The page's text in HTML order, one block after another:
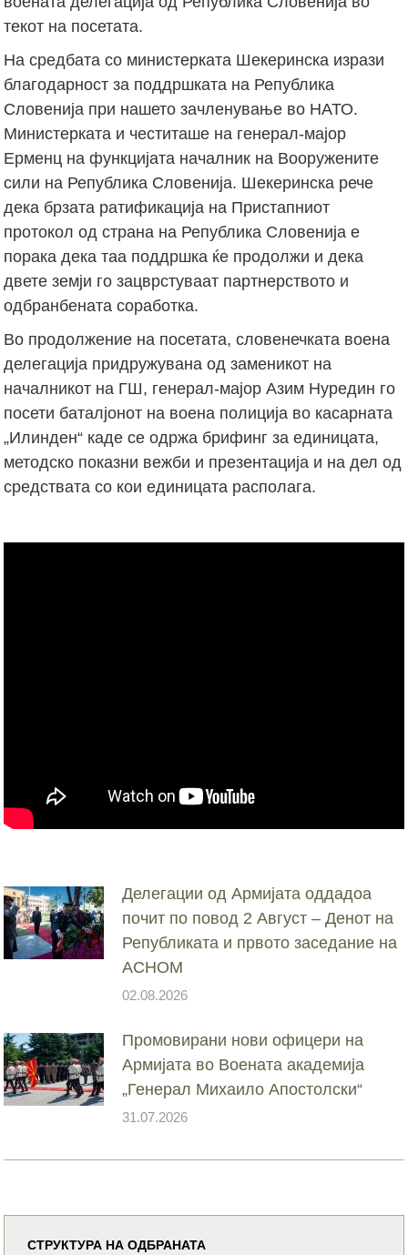
текот на посетата.
На средбата со министерката Шекеринска изрази
благодарност за поддршката на Република
Словенија при нашето зачленување во НАТО.
Министерката и честиташе на генерал-мајор
Ерменц на функцијата началник на Вооружените
сили на Република Словенија. Шекеринска рече
дека брзата ратификација на Пристапниот
протокол од страна на Република Словенија е
порака дека таа поддршка ќе продолжи и дека
двете земји го зацврстуваат партнерството и
одбранбената соработка.
Во продолжение на посетата, словенечката воена
делегација придружувана од заменикот на
началникот на ГШ, генерал-мајор Азим Нуредин го
посети баталјонот на воена полиција во касарната
„Илинден“ каде се одржа брифинг за единицата,
методско показни вежби и презентација и на дел од
средствата со кои единицата располага.
Делегации од Армијата оддадоа
почит по повод 2 Август – Денот на
Републиката и првото заседание на
АСНОМ
02.08.2026
Промовирани нови офицери на
Армијата во Воената академија
„Генерал Михаило Апостолски“
31.07.2026
СТРУКТУРА НА ОДБРАНАТА